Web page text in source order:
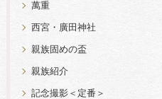
萬重
西宮・廣田神社
親族固めの盃
親族紹介
記念撮影＜定番＞